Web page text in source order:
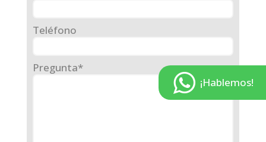
Teléfono
Pregunta*
¡Hablemos!